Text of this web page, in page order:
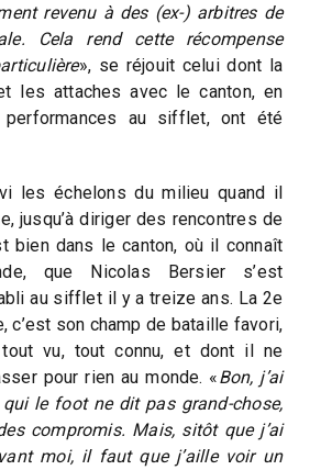
revenu à des (ex-) arbitres de
Cela rend cette récompense
», se réjouit celui dont la
les attaches avec le canton, en
au sifflet, ont été
les échelons du milieu quand il
jusqu’à diriger des rencontres de
bien dans le canton, où il connaît
que Nicolas Bersier s’est
au sifflet il y a treize ans. La 2e
c’est son champ de bataille favori,
vu, tout connu, et dont il ne
pour rien au monde. «Bon, j’ai
le foot ne dit pas grand-chose,
compromis. Mais, sitôt que j’ai
moi, il faut que j’aille voir un